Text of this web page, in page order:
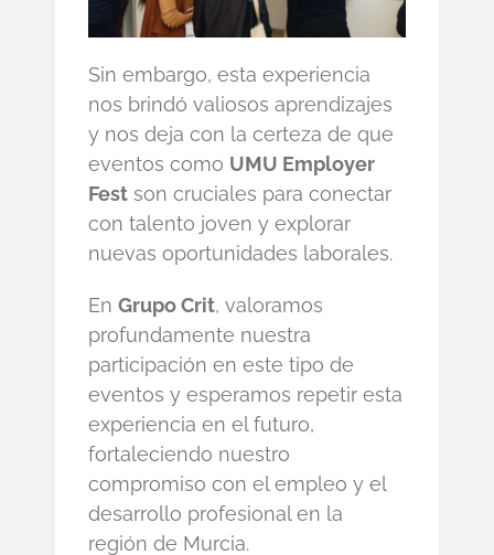
Sin embargo, esta experiencia
nos brindó valiosos aprendizajes
y nos deja con la certeza de que
eventos como UMU Employer
Fest son cruciales para conectar
con talento joven y explorar
nuevas oportunidades laborales.
En Grupo Crit, valoramos
profundamente nuestra
participación en este tipo de
eventos y esperamos repetir esta
experiencia en el futuro,
fortaleciendo nuestro
compromiso con el empleo y el
desarrollo profesional en la
región de Murcia.